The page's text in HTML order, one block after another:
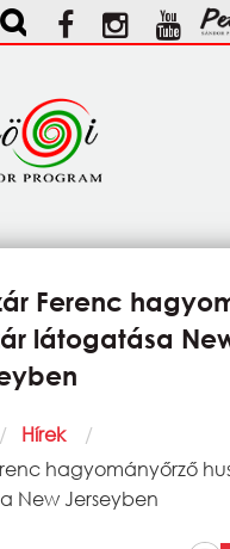
Ferenc
látogatása
Hírek
hagyományőrző
New Jerseyben